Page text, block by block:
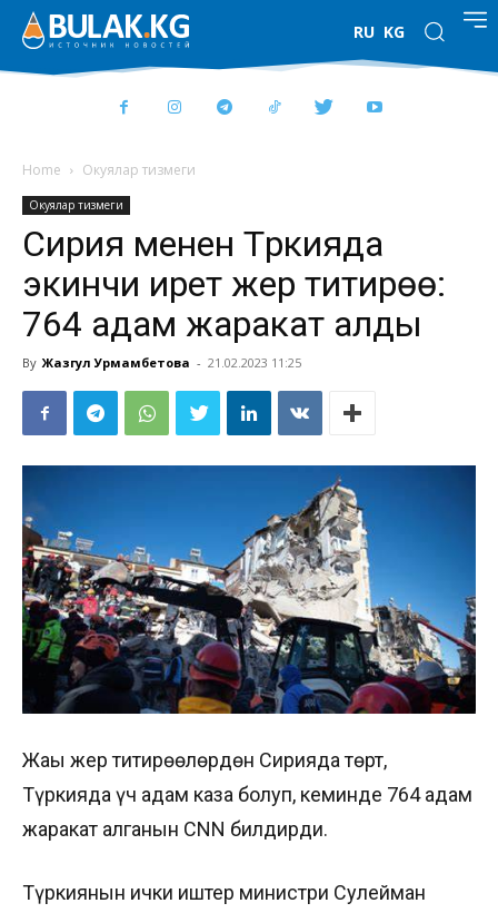
RU KG
Home Окуялар тизмеги
Окуялар тизмеги
Сирия менен Түркияда
экинчи ирет жер титирөө:
764 адам жаракат алды
By Жазгул Урмамбетова - 21.02.2023 11:25
Жаңы жер титирөөлөрдөн Сирияда төрт,
Түркияда үч адам каза болуп, кеминде 764 адам
жаракат алганын CNN билдирди.
Түркиянын ички иштер министри Сулейман